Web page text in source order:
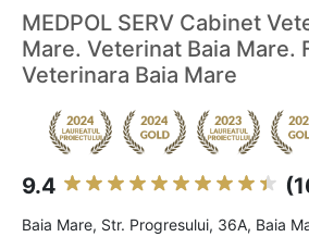
MEDPOL SERV Cabinet
Mare. Veterinat Baia Mare.
Veterinara Baia Mare
9.4
Baia Mare, Str. Progresului, 36A, Baia